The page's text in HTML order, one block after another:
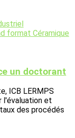
format Céramique
un doctorant
ICB LERMPS
l'évaluation et
des procédés